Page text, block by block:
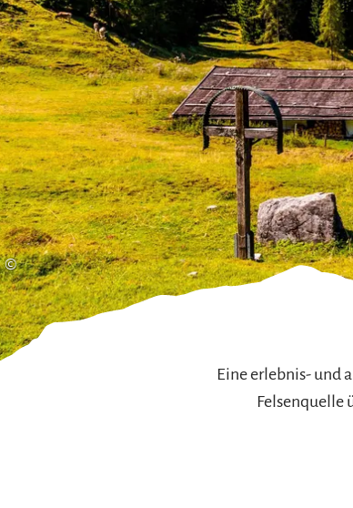
Luftsport
Interaktive
©
Eine erlebnis- und
Felsenquelle